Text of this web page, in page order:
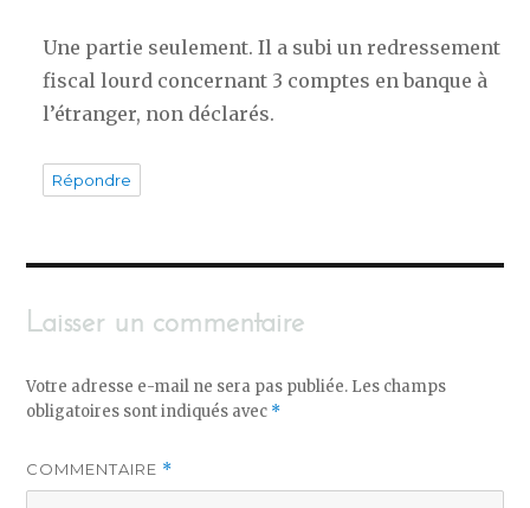
Une partie seulement. Il a subi un redressement
fiscal lourd concernant 3 comptes en banque à
l’étranger, non déclarés.
Répondre
Laisser un commentaire
Votre adresse e-mail ne sera pas publiée. Les champs
obligatoires sont indiqués avec *
COMMENTAIRE *